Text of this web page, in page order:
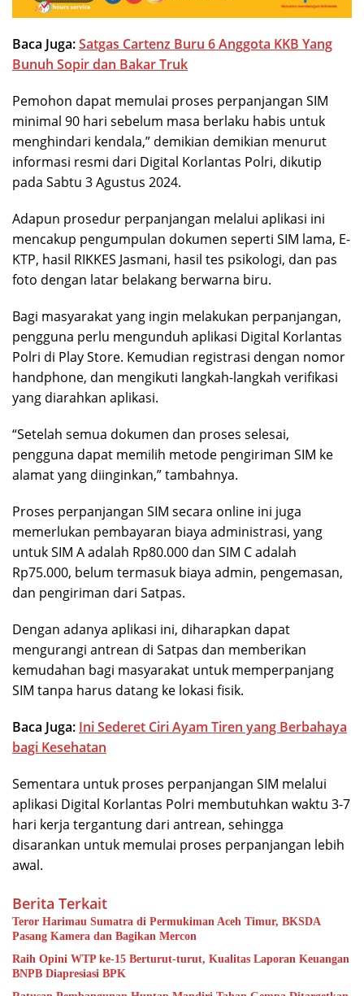
Baca Juga:Satgas Cartenz Buru 6 Anggota KKB Yang
Bunuh Sopir dan Bakar Truk
Pemohon dapat memulai proses perpanjangan SIM
minimal 90 hari sebelum masa berlaku habis untuk
menghindari kendala,” demikian demikian menurut
informasi resmi dari Digital Korlantas Polri, dikutip
pada Sabtu 3 Agustus 2024.
Adapun prosedur perpanjangan melalui aplikasi ini
mencakup pengumpulan dokumen seperti SIM lama, E-
KTP, hasil RIKKES Jasmani, hasil tes psikologi, dan pas
foto dengan latar belakang berwarna biru.
Bagi masyarakat yang ingin melakukan perpanjangan,
pengguna perlu mengunduh aplikasi Digital Korlantas
Polri di Play Store. Kemudian registrasi dengan nomor
handphone, dan mengikuti langkah-langkah verifikasi
yang diarahkan aplikasi.
“Setelah semua dokumen dan proses selesai,
pengguna dapat memilih metode pengiriman SIM ke
alamat yang diinginkan,” tambahnya.
Proses perpanjangan SIM secara online ini juga
memerlukan pembayaran biaya administrasi, yang
untuk SIM A adalah Rp80.000 dan SIM C adalah
Rp75.000, belum termasuk biaya admin, pengemasan,
dan pengiriman dari Satpas.
Dengan adanya aplikasi ini, diharapkan dapat
mengurangi antrean di Satpas dan memberikan
kemudahan bagi masyarakat untuk memperpanjang
SIM tanpa harus datang ke lokasi fisik.
Baca Juga: Ini Sederet Ciri Ayam Tiren yang Berbahaya
bagi Kesehatan
Sementara untuk proses perpanjangan SIM melalui
aplikasi Digital Korlantas Polri membutuhkan waktu 3-7
hari kerja tergantung dari antrean, sehingga
disarankan untuk memulai proses perpanjangan lebih
awal.
Berita Terkait
Teror Harimau Sumatra di Permukiman Aceh Timur, BKSDA
Pasang Kamera dan Bagikan Mercon
Raih Opini WTP ke-15 Berturut-turut, Kualitas Laporan Keuangan
BNPB Diapresiasi BPK